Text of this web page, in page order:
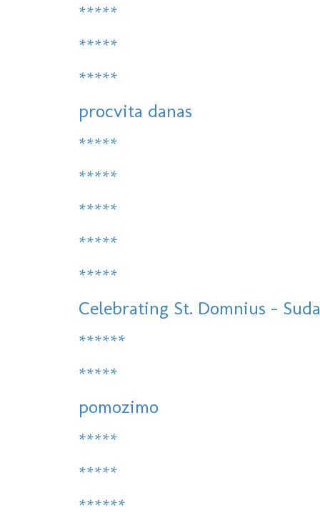
*****
*****
*****
procvita danas
*****
*****
*****
*****
*****
Celebrating St. Domnius -
******
*****
pomozimo
*****
*****
******